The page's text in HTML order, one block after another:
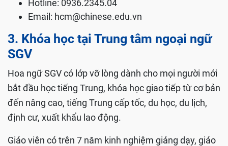
Hotline: 0936.2345.04
Email: hcm@chinese.edu.vn
3. Khóa học tại Trung tâm ngoại ngữ
SGV
Hoa ngữ SGV có lớp vỡ lòng dành cho mọi người mới
bắt đầu học tiếng Trung, khóa học giao tiếp từ cơ bản
đến nâng cao, tiếng Trung cấp tốc, du học, du lịch,
định cư, xuất khẩu lao động.
Giáo viên có trên 7 năm kinh nghiệm giảng dạy, giáo